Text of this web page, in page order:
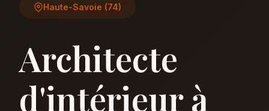
Haute-Savoie (74)
Architecte
d'intérieur à